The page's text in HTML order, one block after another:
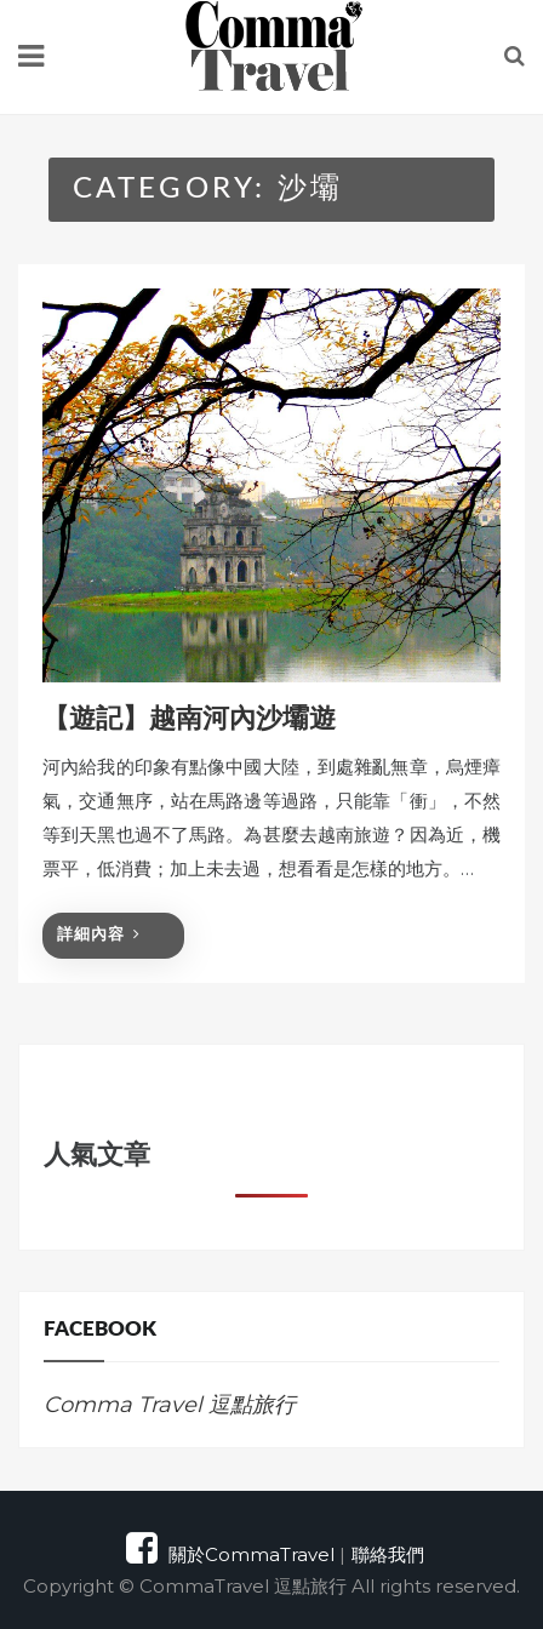
CATEGORY: 沙壩
【遊記】越南河內沙壩遊
河內給我的印象有點像中國大陸，到處雜亂無章，烏煙瘴
氣，交通無序，站在馬路邊等過路，只能靠「衝」，不然
等到天黑也過不了馬路。為甚麼去越南旅遊？因為近，機
票平，低消費；加上未去過，想看看是怎樣的地方。…
詳細內容
人氣文章
FACEBOOK
Comma Travel 逗點旅行
關於CommaTravel | 聯絡我們
Copyright © CommaTravel 逗點旅行 All rights reserved.